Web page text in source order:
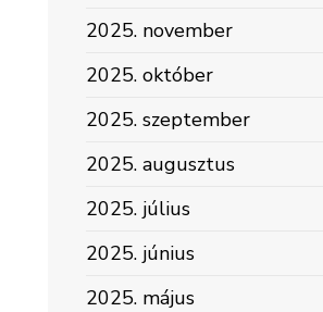
2025. november
2025. október
2025. szeptember
2025. augusztus
2025. július
2025. június
2025. május